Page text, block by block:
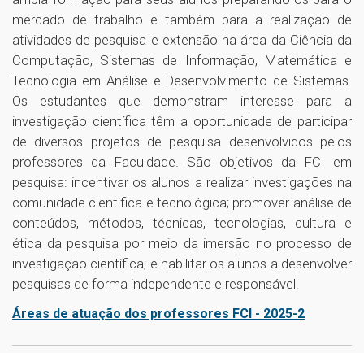
mercado de trabalho e também para a realização de
atividades de pesquisa e extensão na área da Ciência da
Computação, Sistemas de Informação, Matemática e
Tecnologia em Análise e Desenvolvimento de Sistemas.
Os estudantes que demonstram interesse para a
investigação científica têm a oportunidade de participar
de diversos projetos de pesquisa desenvolvidos pelos
professores da Faculdade. São objetivos da FCI em
pesquisa: incentivar os alunos a realizar investigações na
comunidade científica e tecnológica; promover análise de
conteúdos, métodos, técnicas, tecnologias, cultura e
ética da pesquisa por meio da imersão no processo de
investigação científica; e habilitar os alunos a desenvolver
pesquisas de forma independente e responsável.
Áreas de atuação dos professores FCI - 2025-2